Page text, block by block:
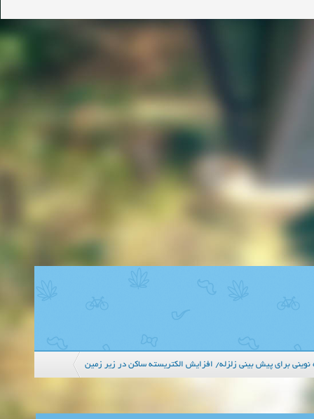
نوینی برای پیش بینی زلزله/ افزایش الکتریسته ساکن در زیر زمین